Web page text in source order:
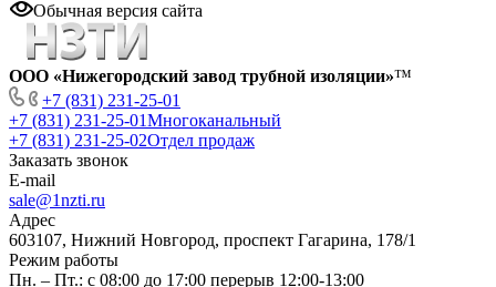
Обычная версия сайта
ООО «Нижегородский завод трубной изоляции»™
+7 (831) 231-25-01
+7 (831) 231-25-01Многоканальный
+7 (831) 231-25-02Отдел продаж
Заказать звонок
E-mail
sale@1nzti.ru
Адрес
603107, Нижний Новгород, проспект Гагарина, 178/1
Режим работы
Пн. – Пт.: с 08:00 до 17:00 перерыв 12:00-13:00